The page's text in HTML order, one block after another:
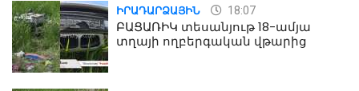
ԻՐԱԴԱՐՁԱՅԻՆ 18:07
ԲԱՑԱՌԻԿ տեսանյութ 18-ամյա
տղայի ողբերգական վթարից